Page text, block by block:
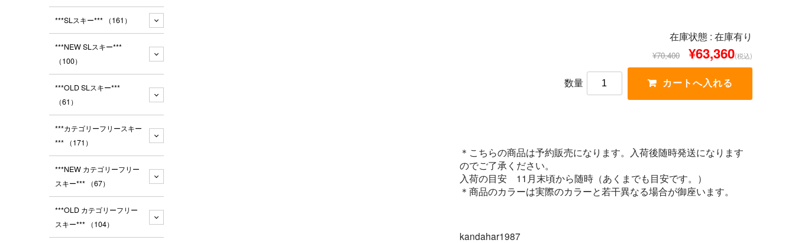
在庫状態 : 在庫有り
¥70,400 ¥63,360(税込)
数量
＊こちらの商品は予約販売になります。入荷後随時発送になります
のでご了承ください。
入荷の目安 11月末頃から随時（あくまでも目安です。）
＊商品のカラーは実際のカラーと若干異なる場合が御座います。
kandahar1987
***SLスキー*** （161）
***NEW SLスキー***
（100）
***OLD SLスキー***
（61）
***カテゴリーフリースキー
*** （171）
***NEW カテゴリーフリー
スキー*** （67）
***OLD カテゴリーフリー
スキー*** （104）